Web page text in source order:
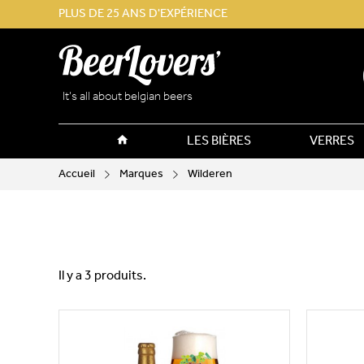
PLUS DE 25 ANS D'EXPÉRIENCE
It’s all about belgian beers
LES BIÈRES VERRES
Accueil Marques Wilderen
Il y a 3 produits.